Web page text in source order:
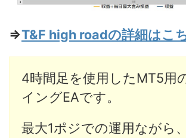
⇒T&F high roadの詳細はこ
4時間足を使用したMT5用
イングEAです。
最大1ポジでの運用ながら